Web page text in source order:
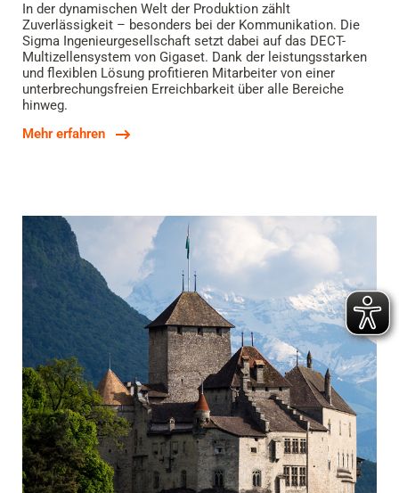
In der dynamischen Welt der Produktion zählt
Zuverlässigkeit – besonders bei der Kommunikation. Die
Sigma Ingenieurgesellschaft setzt dabei auf das DECT-
Multizellensystem von Gigaset. Dank der leistungsstarken
und flexiblen Lösung profitieren Mitarbeiter von einer
unterbrechungsfreien Erreichbarkeit über alle Bereiche
hinweg.
Mehr erfahren